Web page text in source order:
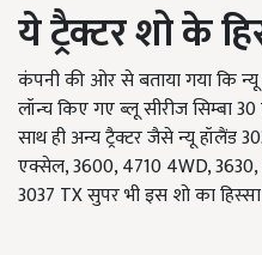
ये ट्रैक्टर शो के
कंपनी की ओर से बताया गया कि
लॉन्च किए गए ब्लू सीरीज सिम्बा 30
साथ ही अन्य ट्रैक्टर जैसे न्यू हॉलैंड
एक्सेल, 3600, 4710 4WD,
3037 TX सुपर भी इस शो का